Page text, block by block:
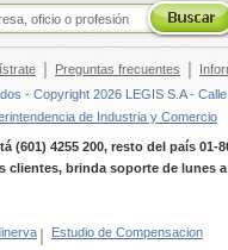
| Preguntas frecuentes |
- Copyright 2026 LEGIS S.A -
de Industria y Comercio
(601) 4255 200, resto del país 01-
clientes, brinda soporte de lunes
| Estudio de Compensacion